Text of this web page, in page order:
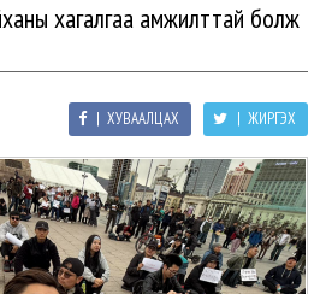
хагалгаа амжилттай болж
| ЖИРГЭХ
| ХУВААЛЦАХ